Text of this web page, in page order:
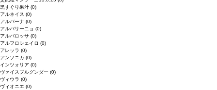
黒すぐり果汁 (0)
アルネイス (0)
アルバーナ (0)
アルバリーニョ (0)
アルバロッサ (0)
アルフロシェイロ (0)
アレッラ (0)
アンソニカ (0)
インツォリア (0)
ヴァイスブルグンダー (0)
ヴィウラ (0)
ヴィオニエ (0)